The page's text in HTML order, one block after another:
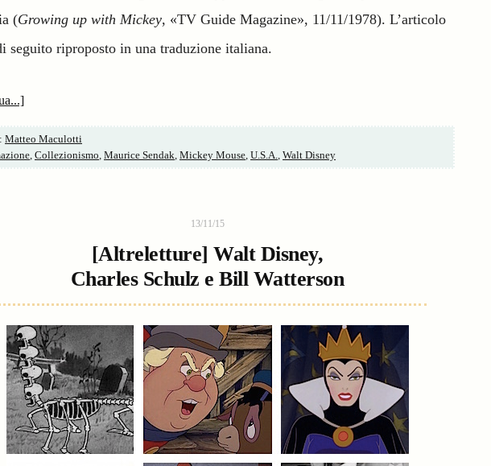
(Growing up with Mickey, «TV Guide Magazine», 11/11/1978). L’articolo
seguito riproposto in una traduzione italiana.
Matteo Maculotti
, Collezionismo, Maurice Sendak, Mickey Mouse, U.S.A., Walt Disney
13/11/15
[Altreletture] Walt Disney,
Charles Schulz e Bill Watterson